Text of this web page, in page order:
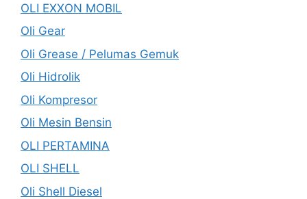
OLI EXXON MOBIL
Oli Gear
Oli Grease / Pelumas Gemuk
Oli Hidrolik
Oli Kompresor
Oli Mesin Bensin
OLI PERTAMINA
OLI SHELL
Oli Shell Diesel